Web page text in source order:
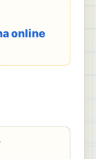
online